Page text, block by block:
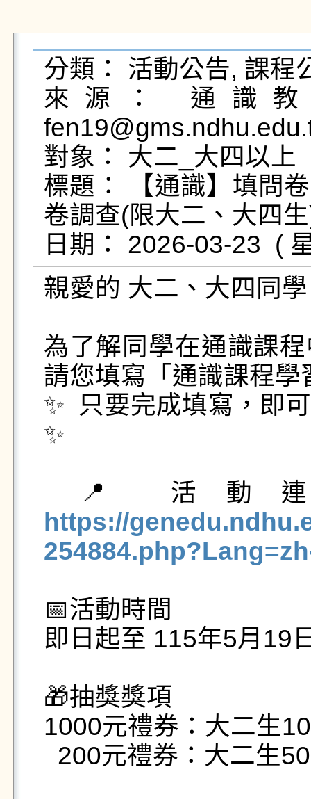
分類： 活動公告, 課程
來源： 通識
對象： 大二_大四以上
標題： 【通識】填問
卷調查(限大二、大四
親愛的 大二、大四同
為了解同學在通識課
請您填寫「通識課程學
✨  只要完成填寫，即
✨
📍 活動
https://
📅活動時間
即日起至 115年5月19
🎁抽獎獎項
1000元禮券：大二生